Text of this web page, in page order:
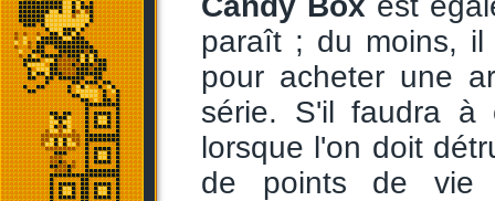
paraît ; du moins, il
pour acheter une
série. S'il faudra à
lorsque l'on doit
de points de vie